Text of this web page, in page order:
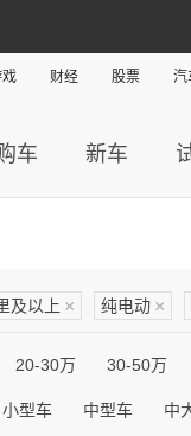
财经 股票 汽
车 新车
及以上 × 纯电动 ×
20-30万 30-50万
小型车 中型车 中